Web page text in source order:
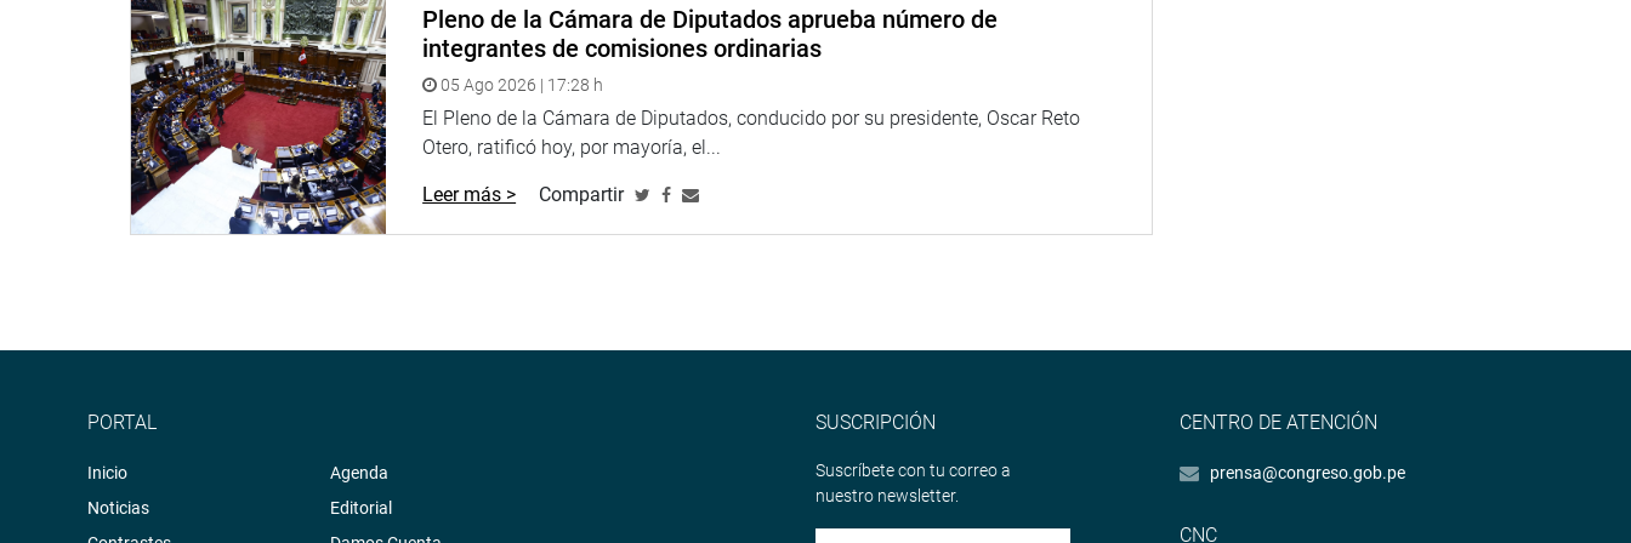
A su turno, el Gobernador de Ayacucho, Víctor De La Cruz Eyzaguirre, remarcó que su región ocupa el primer lugar
en cuanto a la ejecución de gasto. «Al 22 de octubre nuestra región ocupa el primer lugar en cuanto a gasto
presupuestario y tenemos poco tiempo para ejecutar la totalidad.
Señaló que su proyecto de presupuesto para el Año 2016 asciende a 824 millones, que serán orientados a
desarrollo social, desarrollo económico, institucional y medio ambiente. De otro lado, indicó que «para el 2016
CONGRESISTAS
a nivel de gobierno central, regional y local para que cada uno se involucre en un espíritu de confianza en el
Pleno de la Cámara de Diputados aprueba número de
integrantes de comisiones ordinarias
05 Ago 2026 | 17:28 h
El Pleno de la Cámara de Diputados, conducido por su presidente, Oscar Reto
Otero, ratificó hoy, por mayoría, el...
Leer más > Compartir
PORTAL
Inicio
Noticias
Agenda
Editorial
SUSCRIPCIÓN
Suscríbete con tu correo a
nuestro newsletter.
CENTRO DE ATENCIÓN
prensa@congreso.gob.pe
CNC